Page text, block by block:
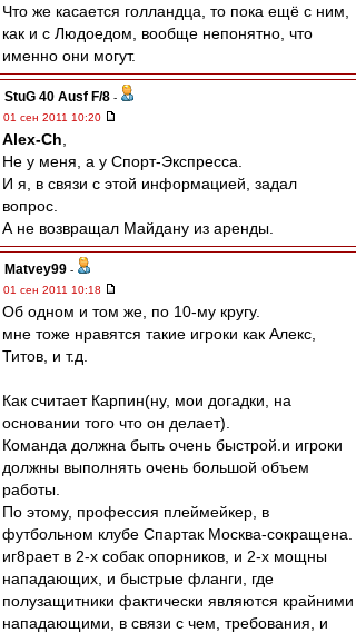
Что же касается голландца, то пока ещё с ним,
как и с Людоедом, вообще непонятно, что
именно они могут.
StuG 40 Ausf F/8 -
01 сен 2011 10:20
Alex-Ch
Не у меня, а у Спорт-Экспресса.
И я, в связи с этой информацией, задал
вопрос.
А не возвращал Майдану из аренды.
Matvey99 -
01 сен 2011 10:18
Об одном и том же, по 10-му кругу.
мне тоже нравятся такие игроки как Алекс,
Титов, и т.д.
Как считает Карпин(ну, мои догадки, на
основании того что он делает).
Команда должна быть очень быстрой.и игроки
должны выполнять очень большой объем
работы.
По этому, профессия плеймейкер, в
футбольном клубе Спартак Москва-сокращена.
иг8рает в 2-х собак опорников, и 2-х мощны
нападающих, и быстрые фланги, где
полузащитники фактически являются крайними
нападающими, в связи с чем, требования, и